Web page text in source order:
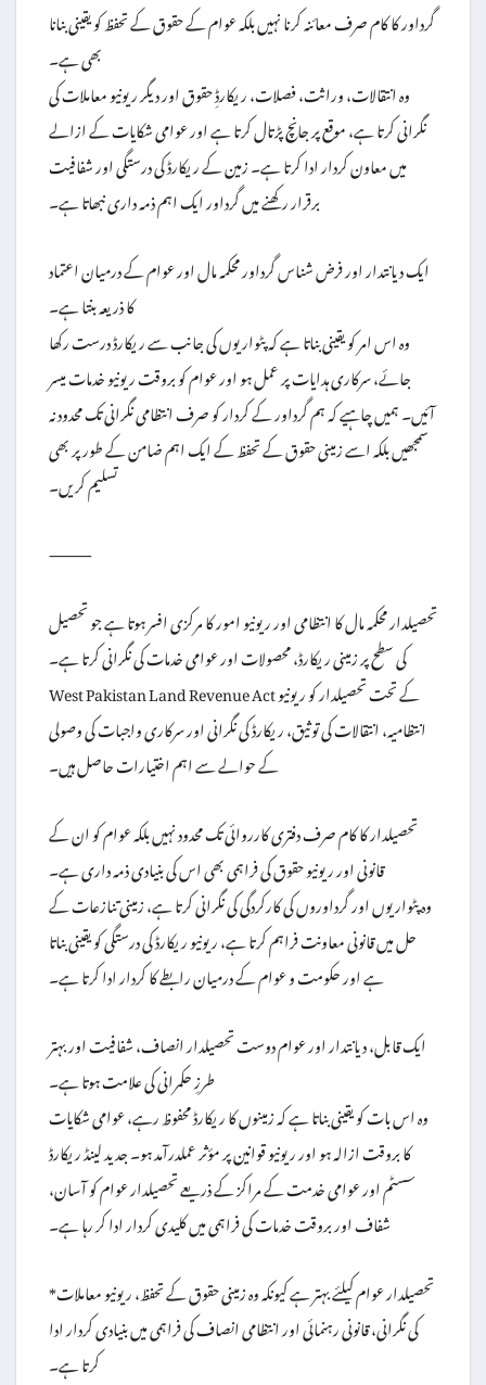
گرداور کا کام صرف معائنہ کرنا نہیں بلکہ عوام کے حقوق کے تحفظ کو یقینی بنانا
بھی ہے۔
وہ انتقالات، وراثت، فصلات، ریکارڈِ حقوق اور دیگر ریونیو معاملات کی
نگرانی کرتا ہے، موقع پر جانچ پڑتال کرتا ہے اور عوامی شکایات کے ازالے
میں معاون کردار ادا کرتا ہے۔ زمین کے ریکارڈ کی درستگی اور شفافیت
برقرار رکھنے میں گرداور ایک اہم ذمہ داری نبھاتا ہے۔
ایک دیانتدار اور فرض شناس گرداور محکمہ مال اور عوام کے درمیان اعتماد
کا ذریعہ بنتا ہے۔
وہ اس امر کو یقینی بناتا ہے کہ پٹواریوں کی جانب سے ریکارڈ درست رکھا
جائے، سرکاری ہدایات پر عمل ہو اور عوام کو بروقت ریونیو خدمات میسر
آئیں۔ ہمیں چاہیے کہ ہم گرداور کے کردار کو صرف انتظامی نگرانی تک محدود نہ
سمجھیں بلکہ اسے زمینی حقوق کے تحفظ کے ایک اہم ضامن کے طور پر بھی
تسلیم کریں۔
⸻
تحصیلدار محکمہ مال کا انتظامی اور ریونیو امور کا مرکزی افسر ہوتا ہے جو تحصیل
کی سطح پر زمینی ریکارڈ، محصولات اور عوامی خدمات کی نگرانی کرتا ہے۔
West Pakistan Land Revenue Act کے تحت تحصیلدار کو ریونیو
انتظامیہ، انتقالات کی توثیق، ریکارڈ کی نگرانی اور سرکاری واجبات کی وصولی
کے حوالے سے اہم اختیارات حاصل ہیں۔
تحصیلدار کا کام صرف دفتری کارروائی تک محدود نہیں بلکہ عوام کو ان کے
قانونی اور ریونیو حقوق کی فراہمی بھی اس کی بنیادی ذمہ داری ہے۔
وہ پٹواریوں اور گرداوروں کی کارکردگی کی نگرانی کرتا ہے، زمینی تنازعات کے
حل میں قانونی معاونت فراہم کرتا ہے، ریونیو ریکارڈ کی درستگی کو یقینی بناتا
ہے اور حکومت و عوام کے درمیان رابطے کا کردار ادا کرتا ہے۔
ایک قابل، دیانتدار اور عوام دوست تحصیلدار انصاف، شفافیت اور بہتر
طرزِ حکمرانی کی علامت ہوتا ہے۔
وہ اس بات کو یقینی بناتا ہے کہ زمینوں کا ریکارڈ محفوظ رہے، عوامی شکایات
کا بروقت ازالہ ہو اور ریونیو قوانین پر مؤثر عملدرآمد ہو۔ جدید لینڈ ریکارڈ
سسٹم اور عوامی خدمت کے مراکز کے ذریعے تحصیلدار عوام کو آسان،
شفاف اور بروقت خدمات کی فراہمی میں کلیدی کردار ادا کر رہا ہے۔
*تحصیلدار عوام کیلئے بہتر ہے کیونکہ وہ زمینی حقوق کے تحفظ، ریونیو معاملات
کی نگرانی، قانونی رہنمائی اور انتظامی انصاف کی فراہمی میں بنیادی کردار ادا
کرتا ہے۔